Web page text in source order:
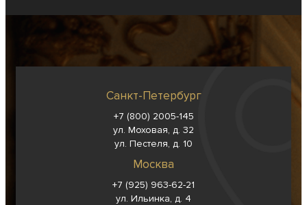
Санкт-Петербург
+7 (800) 2005-145
ул. Моховая, д. 32
ул. Пестеля, д. 10
Москва
+7 (925) 963-62-21
ул. Ильинка, д. 4